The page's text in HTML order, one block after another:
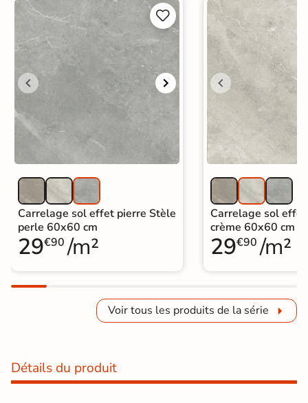


Carrelage sol effet pierre Stèle
perle 60x60 cm
29€90 /m²
Carrelage sol
crème 60x60 cm
29€90 /m²
Voir tous les produits de la série
Détails du produit